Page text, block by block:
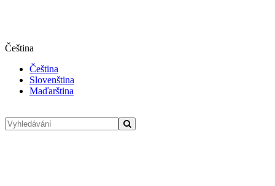
Čeština
Čeština
Slovenština
Maďarština